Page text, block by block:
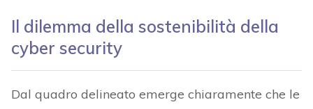
Il dilemma della sostenibilità della
cyber security
Dal quadro delineato emerge chiaramente che le